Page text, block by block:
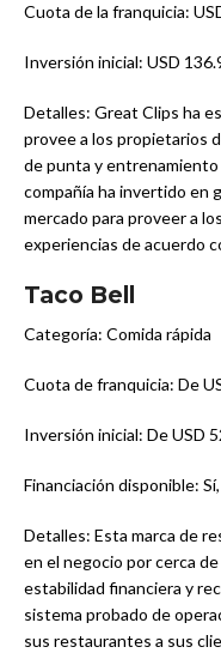
Cuota de la franquicia:
Inversión inicial: USD
Detalles: Great Clips ha
provee a los propietarios
de punta y entrenamiento
compañía ha invertido en
mercado para proveer a
experiencias de acuerdo
Taco Bell
Categoría: Comida rápida
Cuota de franquicia: De
Inversión inicial: De USD
Financiación disponible:
Detalles: Esta marca de
en el negocio por cerca
estabilidad financiera y
sistema probado de
sus restaurantes a sus